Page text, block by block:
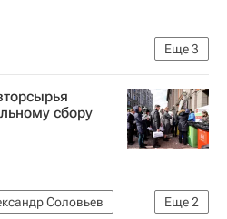
Еще3
(СК РФ)
Жилье
сбору
Еще2
Соловьев